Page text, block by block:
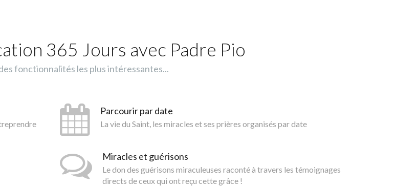
365 Jours avec Padre Pio
fonctionnalités les plus intéressantes...
Parcourir par date
La vie du Saint, les miracles et ses prières organisés par date
Miracles et guérisons
Le don des guérisons miraculeuses raconté à travers les témoignages
directs de ceux qui ont reçu cette grâce !